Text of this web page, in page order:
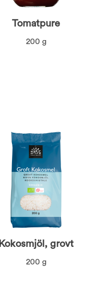
Tomatpure
200 g
Kokosmjöl, grovt
200 g